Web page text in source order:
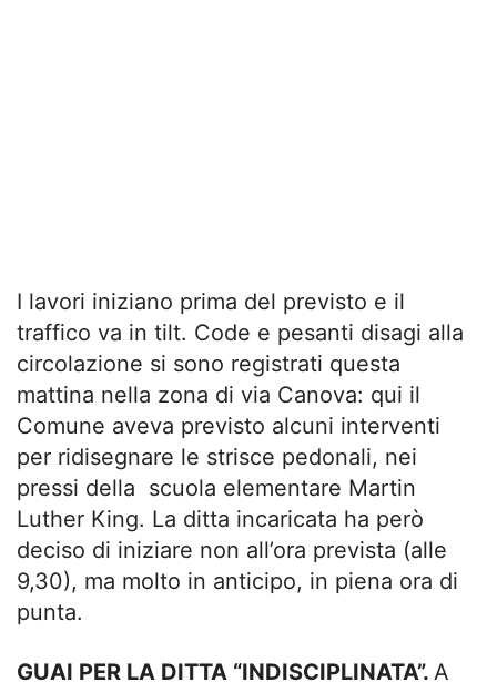
I lavori iniziano prima del previsto e il
traffico va in tilt. Code e pesanti disagi alla
circolazione si sono registrati questa
mattina nella zona di via Canova: qui il
Comune aveva previsto alcuni interventi
per ridisegnare le strisce pedonali, nei
pressi della scuola elementare Martin
Luther King. La ditta incaricata ha però
deciso di iniziare non all’ora prevista (alle
9,30), ma molto in anticipo, in piena ora di
punta.
GUAI PER LA DITTA “INDISCIPLINATA”. A